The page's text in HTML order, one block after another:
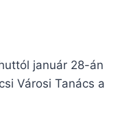
január 28-án
Városi Tanács a